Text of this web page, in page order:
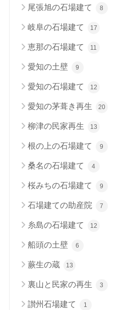
尾張旭の石場建て 8
岐阜の石場建て 17
恵那の石場建て 11
愛知の土壁 9
愛知の石場建て 12
愛知の茅葺き再生 20
柳津の民家再生 13
根の上の石場建て 9
桑名の石場建て 4
桜みちの石場建て 9
石場建ての助産院 7
糸島の石場建て 12
船頭の土壁 6
蕨生の蔵 13
裏山と民家の再生 3
讃州石場建て 1